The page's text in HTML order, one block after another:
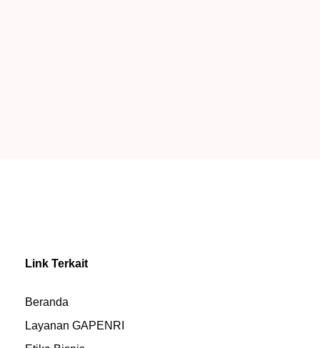
Link Terkait
Beranda
Layanan GAPENRI